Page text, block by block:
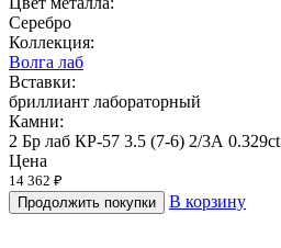
Серебро
Коллекция:
Волга лаб
Вставки:
бриллиант лабораторный
Камни:
2 Бр лаб КР-57 3.5 (7-6) 2/3А 0.329ct
Цена
14 362 ₽
Продолжить покупки
В корзину